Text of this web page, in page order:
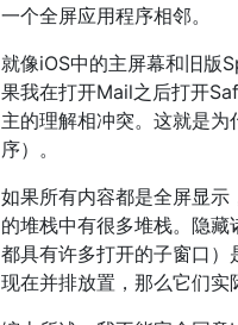
一个全屏应用程序相邻。
就像iOS中的主屏幕和旧版
果我在打开Mail之后打开
主的理解相冲突。这就是
序）。
如果所有内容都是全屏显
的堆栈中有很多堆栈。隐
都具有许多打开的子窗口）
现在并排放置，那么它们实